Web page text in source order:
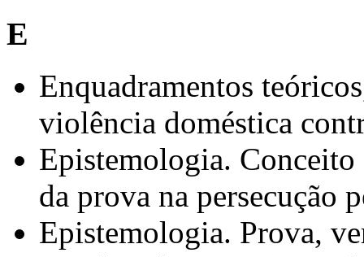
E
Enquadramentos
violência doméstica
Epistemologia.
da prova na persecução
Epistemologia. Prova,